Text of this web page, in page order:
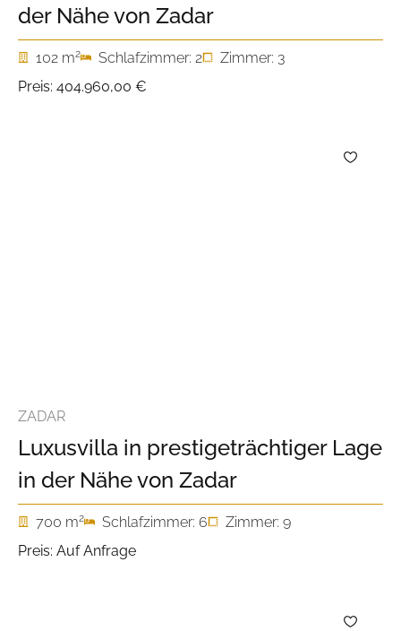
der Nähe von Zadar
102 m2 Schlafzimmer: 2
Zimmer: 3
Preis: 404.960,00 €
ZADAR
Luxusvilla in prestigeträchtiger Lage
in der Nähe von Zadar
700 m2 Schlafzimmer: 6
Zimmer: 9
Preis: Auf Anfrage